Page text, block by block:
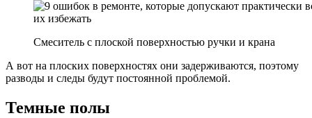
Смеситель с плоской поверхностью ручки и крана
А вот на плоских поверхностях они задерживаются, поэтому
разводы и следы будут постоянной проблемой.
Темные полы